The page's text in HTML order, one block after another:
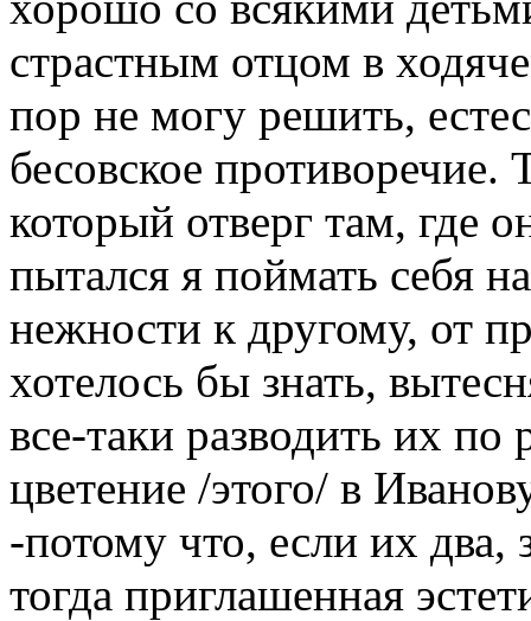
страстным отцом в
пор не могу решить,
бесовское противоречие.
который отверг там, где
пытался я поймать себя
нежности к другому, от
хотелось бы знать,
все-таки разводить их
цветение /этого/ в
-потому что, если их два,
тогда приглашенная